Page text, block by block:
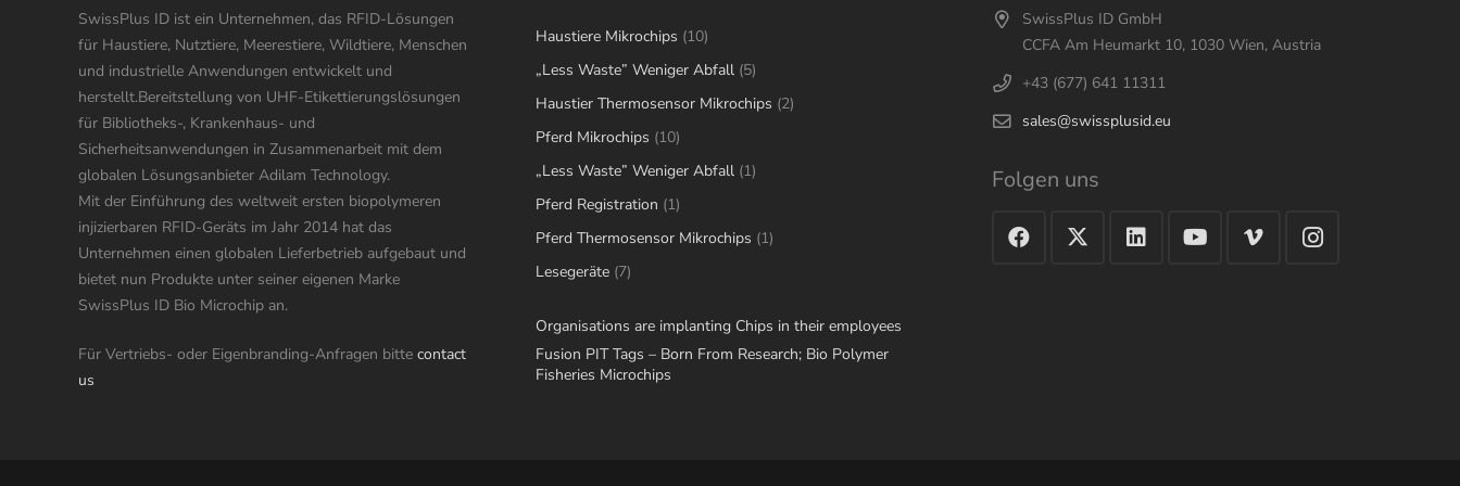
SwissPlus ID ist ein Unternehmen, das RFID-Lösungen
für Haustiere, Nutztiere, Meerestiere, Wildtiere, Menschen
und industrielle Anwendungen entwickelt und
herstellt.Bereitstellung von UHF-Etikettierungslösungen
für Bibliotheks-, Krankenhaus- und
Sicherheitsanwendungen in Zusammenarbeit mit dem
globalen Lösungsanbieter Adilam Technology.
Mit der Einführung des weltweit ersten biopolymeren
injizierbaren RFID-Geräts im Jahr 2014 hat das
Unternehmen einen globalen Lieferbetrieb aufgebaut und
bietet nun Produkte unter seiner eigenen Marke
SwissPlus ID Bio Microchip an.
Für Vertriebs- oder Eigenbranding-Anfragen bitte contact
us
Haustiere Mikrochips 1010
products
„Less Waste” Weniger Abfall 55
products
Haustier Thermosensor Mikrochips 22
Pferd Mikrochips 1010
products
„Less Waste” Weniger Abfall 11
Pferd Registration 11
product
Pferd Thermosensor Mikrochips 11
Lesegeräte 77
Organisations are implanting Chips in their employees
Fusion PIT Tags – Born From Research; Bio Polymer
Fisheries Microchips
SwissPlus ID GmbH
CCFA Am Heumarkt 10, 1030 Wien, Austria
+43 (677) 641 11311
sales@swissplusid.eu
Folgen uns